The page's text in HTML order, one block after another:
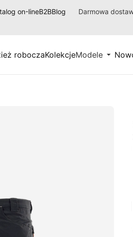
on-lineB2BBlog Darmowa
roboczaKolekcjeModele